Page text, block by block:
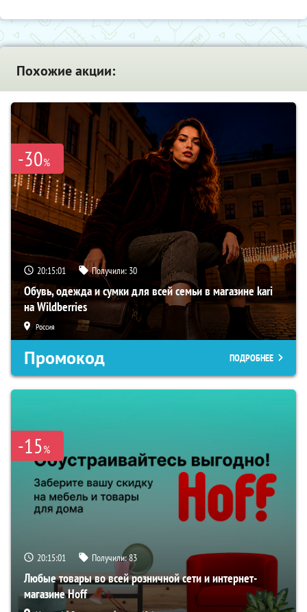
Похожие акции:
-30%
20:15:00 Получили: 30
Обувь, одежда и сумки для всей семьи в магазине kari
на Wildberries
Россия
Промокод ПОДРОБНЕЕ
-15%
20:15:00 Получили:83
Любые товары во всей розничной сети и интернет-
магазине Hoff